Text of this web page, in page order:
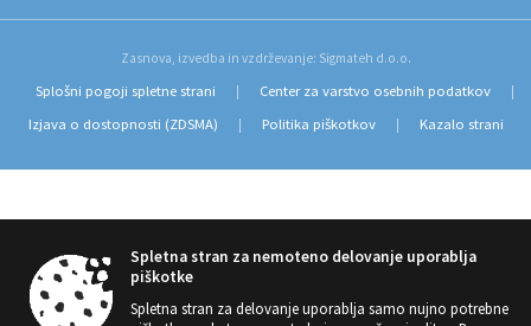
Zasnova, izvedba in vzdrževanje: Sigmateh d.o.o.
Splošni pogoji spletne strani | Center za varstvo osebnih podatkov |
Izjava o dostopnosti (ZDSMA) | Politika piškotkov | Kazalo strani
Spletna stran za nemoteno delovanje uporablja
piškotke
Spletna stran za delovanje uporablja samo nujno potrebne